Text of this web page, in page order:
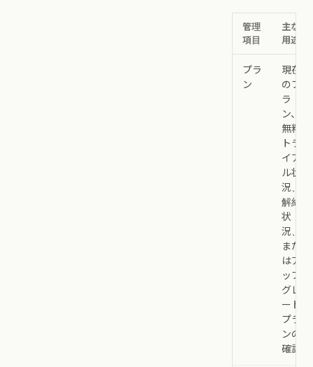
管理
項目
主な
用途
プラ
ン
現在
のプ
ラ
ン、
無料
トラ
イア
ル状
況、
解約
状
況、
また
はア
ップ
グレ
ード
プラ
ンの
確認